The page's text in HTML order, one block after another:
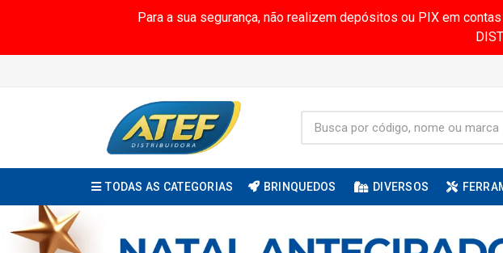
Para a sua segurança, não realizem depósitos ou PIX em
TODAS AS CATEGORIAS BRINQUEDOS DIVERSOS